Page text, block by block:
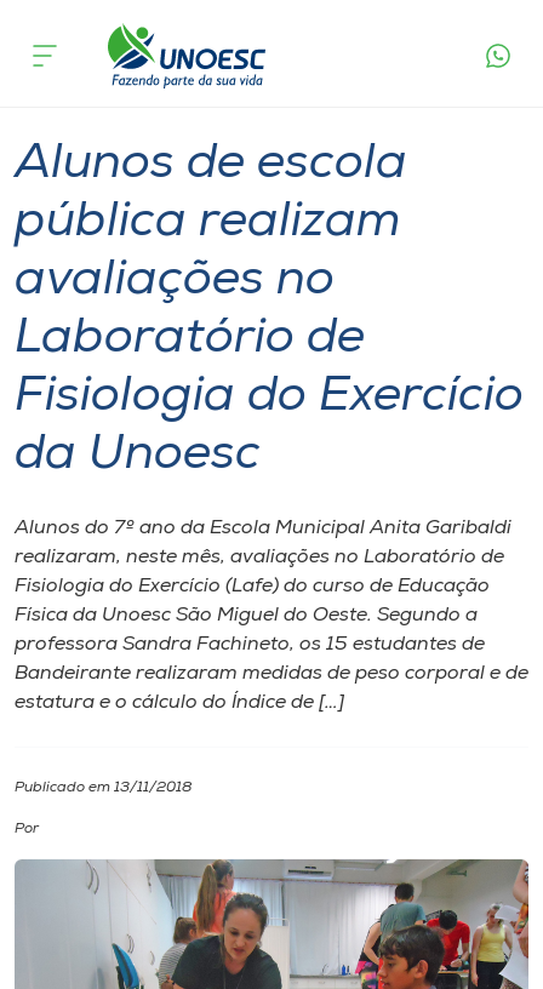
Cursos
Pesquisa
Atendimento ao Estudante
Portal de Ensino
Unoesc
Internacionalização
I.nova
Diplomados
Biblioteca
acontece
Alunos de escola
pública realizam
avaliações no
Laboratório de
Fisiologia do Exercício
da Unoesc
Alunos do 7º ano da Escola Municipal Anita Garibaldi
realizaram, neste mês, avaliações no Laboratório de
Fisiologia do Exercício (Lafe) do curso de Educação
Física da Unoesc São Miguel do Oeste. Segundo a
professora Sandra Fachineto, os 15 estudantes de
Bandeirante realizaram medidas de peso corporal e de
estatura e o cálculo do Índice de […]
Publicado em 13/11/2018
Por